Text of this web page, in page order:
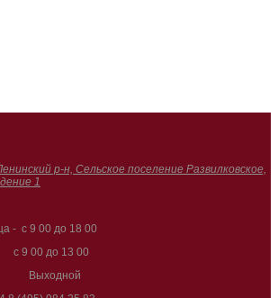
р-н, Сельское поселение Развилковское,
1
- с 9 00 до 18 00
до 13 00
Выходной